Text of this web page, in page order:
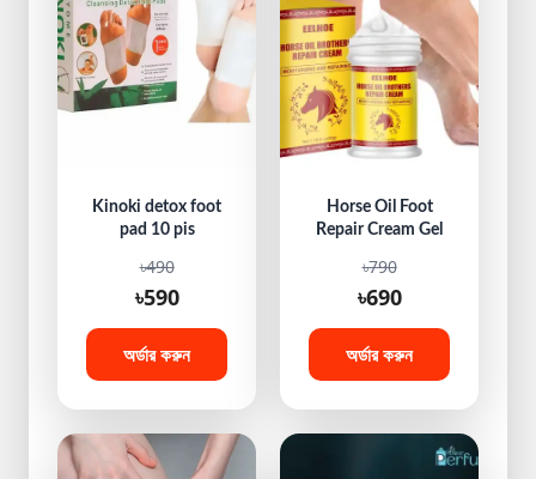
Kinoki detox foot
pad 10 pis
৳490
৳590
অর্ডার করুন
Horse Oil Foot
Repair Cream Gel
৳790
৳690
অর্ডার করুন